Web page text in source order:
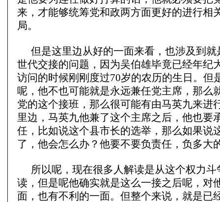
来，才能够统筹党和政两方面更好的进行相
局。
但是这里边从好的一面来看，也涉及到
世代交接的问题，因为吴伯雄毕竟已经年纪
访问的时候刚刚度过70岁的农历的生日。但
呢，他不也可能就是永远兼任党主席，那么
党的这个接班，那么很可能有由马英九来进
里边，马英九他兼了这个主席之后，他也要
任，比如说这个县市长的选举，那么如果说
了，他会怎么办？他要不要负责任，负多大
所以呢，现在很多人解读是从这个权力
读，但是呢他确实就是这么一接之后呢，对
面，也有不利的一面。但整个来说，就是已